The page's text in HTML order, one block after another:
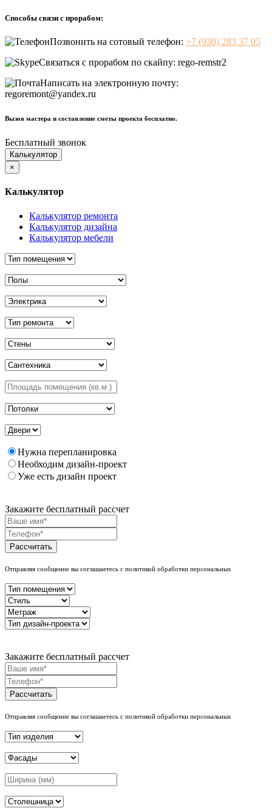
Способы связи с прорабом:
Позвонить на сотовый телефон: +7 (930) 283 37 05
Связаться с прорабом по скайпу: rego-remstr2
Написать на электронную почту:
regoremont@yandex.ru
Вызов мастера и составление сметы проекта бесплатно.
Бесплатный звонок
Калькулятор
×
Калькулятор
Калькулятор ремонта
Калькулятор дизайна
Калькулятор мебели
Нужна перепланировка
Необходим дизайн-проект
Уже есть дизайн проект
Закажите бесплатный рассчет
Рассчитать
Отправляя сообщение вы соглашаетесь с политикой обработки персональных
Закажите бесплатный рассчет
Рассчитать
Отправляя сообщение вы соглашаетесь с политикой обработки персональных